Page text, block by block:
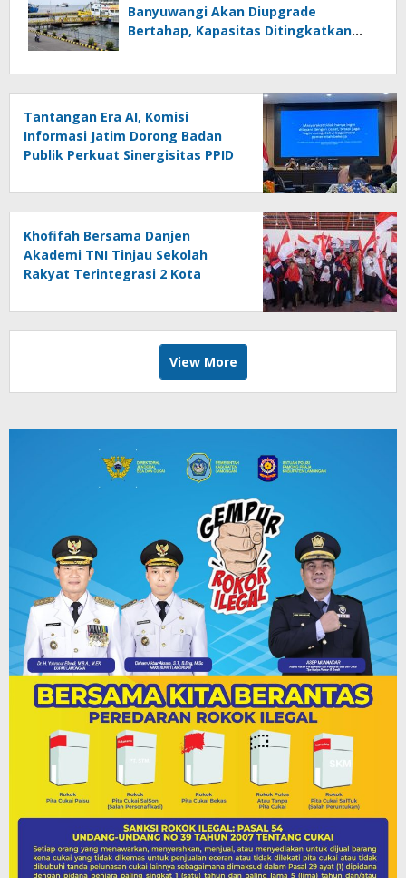
Banyuwangi Akan Diupgrade
Bertahap, Kapasitas Ditingkatkan
Tantangan Era AI, Komisi
Informasi Jatim Dorong Badan
Publik Perkuat Sinergisitas PPID
Khofifah Bersama Danjen
Akademi TNI Tinjau Sekolah
Rakyat Terintegrasi 2 Kota
View More